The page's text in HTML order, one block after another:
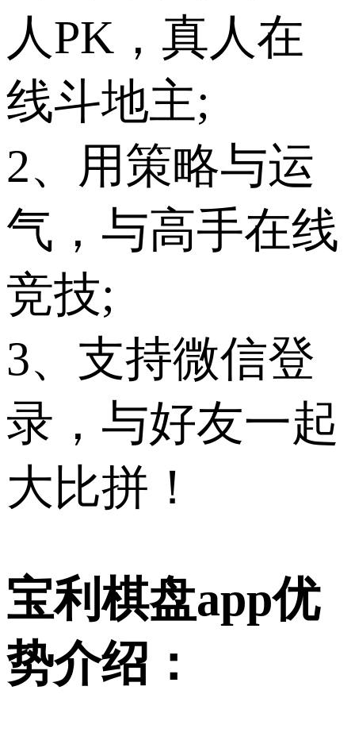
人PK，真人在
线斗地主;
2、用策略与运
气，与高手在线
竞技;
3、支持微信登
录，与好友一起
大比拼！
宝利棋盘app优
势介绍：